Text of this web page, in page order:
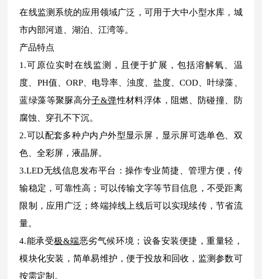
在线监测系统的应用领域广泛，可用于大中小型水库，城
市内部河道、湖泊、江湾等。
产品特点
1.可原位实时在线监测，且便于扩展，包括溶解氧、温
度、PH值、ORP、电导率、浊度、盐度、COD、叶绿藻、
蓝绿藻等聚脲高分子&弹性材料浮体，阻燃、防碰撞、防
腐蚀、穿孔不下沉。
2.可以配套多种户内户外型显示屏，显示屏可选单色、双
色、全彩屏，液晶屏。
3.LED无线信息发布平台：操作专业简捷、管理方便，传
输稳定，可靠性高；可以传输文字等节目信息，不受距离
限制，应用广泛；终端掉线上线后可以实现续传，节省流
量。
4.能承受极&端恶劣气候环境；设备安装便捷，重量轻，
模块化安装，简单易维护，便于投放和回收，监测参数可
按需定制。